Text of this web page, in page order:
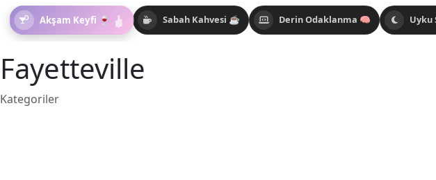
Sabah Kahvesi ☕ Derin Odaklanma 🧠
Akşam Keyfi 🍷 Uyku
Fayetteville
Kategoriler